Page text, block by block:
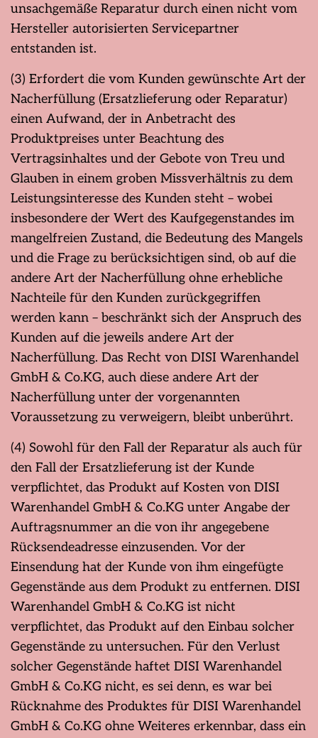
unsachgemäße Reparatur durch einen nicht vom
Hersteller autorisierten Servicepartner
entstanden ist.
(3) Erfordert die vom Kunden gewünschte Art der
Nacherfüllung (Ersatzlieferung oder Reparatur)
einen Aufwand, der in Anbetracht des
Produktpreises unter Beachtung des
Vertragsinhaltes und der Gebote von Treu und
Glauben in einem groben Missverhältnis zu dem
Leistungsinteresse des Kunden steht – wobei
insbesondere der Wert des Kaufgegenstandes im
mangelfreien Zustand, die Bedeutung des Mangels
und die Frage zu berücksichtigen sind, ob auf die
andere Art der Nacherfüllung ohne erhebliche
Nachteile für den Kunden zurückgegriffen
werden kann – beschränkt sich der Anspruch des
Kunden auf die jeweils andere Art der
Nacherfüllung. Das Recht von DISI Warenhandel
GmbH & Co.KG, auch diese andere Art der
Nacherfüllung unter der vorgenannten
Voraussetzung zu verweigern, bleibt unberührt.
(4) Sowohl für den Fall der Reparatur als auch für
den Fall der Ersatzlieferung ist der Kunde
verpflichtet, das Produkt auf Kosten von DISI
Warenhandel GmbH & Co.KG unter Angabe der
Auftragsnummer an die von ihr angegebene
Rücksendeadresse einzusenden. Vor der
Einsendung hat der Kunde von ihm eingefügte
Gegenstände aus dem Produkt zu entfernen. DISI
Warenhandel GmbH & Co.KG ist nicht
verpflichtet, das Produkt auf den Einbau solcher
Gegenstände zu untersuchen. Für den Verlust
solcher Gegenstände haftet DISI Warenhandel
GmbH & Co.KG nicht, es sei denn, es war bei
Rücknahme des Produktes für DISI Warenhandel
GmbH & Co.KG ohne Weiteres erkennbar, dass ein